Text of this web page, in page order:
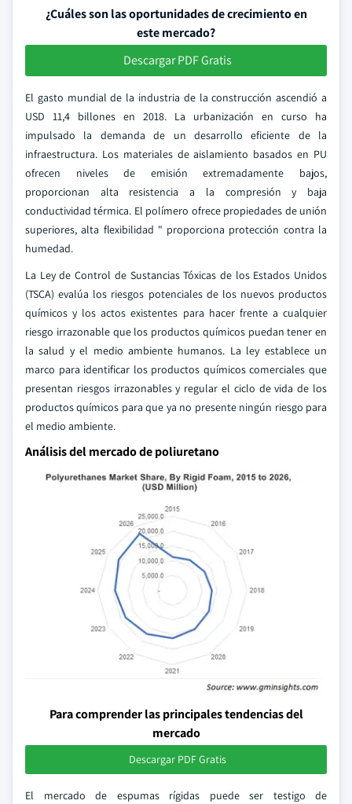
¿Cuáles son las oportunidades de crecimiento en
este mercado?
Descargar PDF Gratis
El gasto mundial de la industria de la construcción ascendió a
USD 11,4 billones en 2018. La urbanización en curso ha
impulsado la demanda de un desarrollo eficiente de la
infraestructura. Los materiales de aislamiento basados en PU
ofrecen niveles de emisión extremadamente bajos,
proporcionan alta resistencia a la compresión y baja
conductividad térmica. El polímero ofrece propiedades de unión
superiores, alta flexibilidad " proporciona protección contra la
humedad.
La Ley de Control de Sustancias Tóxicas de los Estados Unidos
(TSCA) evalúa los riesgos potenciales de los nuevos productos
químicos y los actos existentes para hacer frente a cualquier
riesgo irrazonable que los productos químicos puedan tener en
la salud y el medio ambiente humanos. La ley establece un
marco para identificar los productos químicos comerciales que
presentan riesgos irrazonables y regular el ciclo de vida de los
productos químicos para que ya no presente ningún riesgo para
el medio ambiente.
Análisis del mercado de poliuretano
Para comprender las principales tendencias del
mercado
Descargar PDF Gratis
El mercado de espumas rígidas puede ser testigo de